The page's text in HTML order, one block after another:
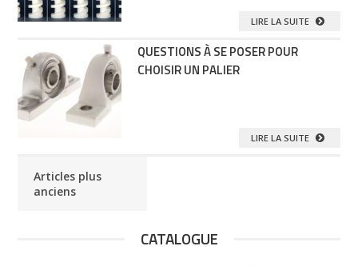
LIRE LA SUITE
QUESTIONS À SE POSER POUR
CHOISIR UN PALIER
LIRE LA SUITE
Articles plus
anciens
CATALOGUE